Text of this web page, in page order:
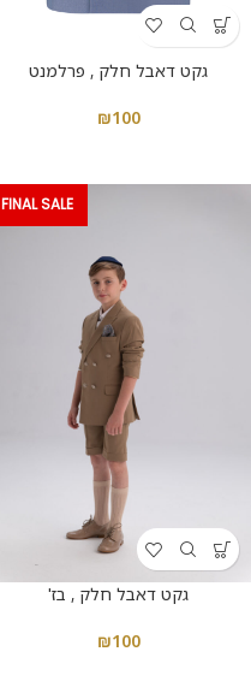
גקט דאבל חלק , פרלמנט
₪100
FINAL SALE
גקט דאבל חלק , בז'
₪100